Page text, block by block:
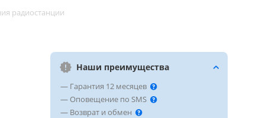
радиостанции
Наши преимущества
— Гарантия 12 месяцев
— Оповещение по SMS
— Возврат и обмен